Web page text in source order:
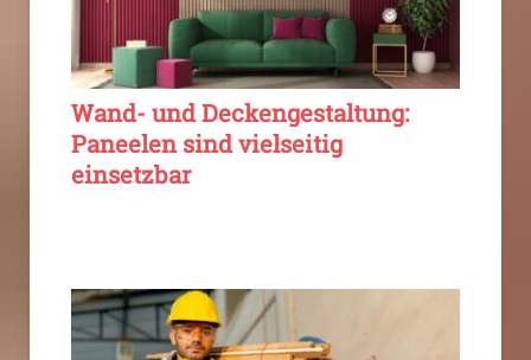
Wand- und Deckengestaltung:
Paneelen sind vielseitig
einsetzbar